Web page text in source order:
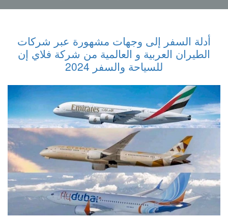
أدلة السفر إلى وجهات مشهورة عبر شركات
الطيران العربية و العالمية من شركة فلاي إن
للسياحة والسفر 2024